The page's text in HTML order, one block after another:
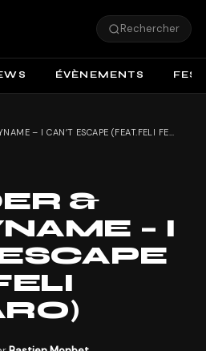
Rechercher
ÉVÈNEMENTS
SLANDER & SAYMYNAME – I CAN’T ESCAPE (FEAT.FELI FERRARO)
&
– I